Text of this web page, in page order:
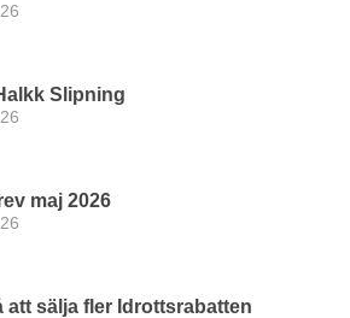
Slipning
maj 2026
att sälja fler Idrottsrabatten